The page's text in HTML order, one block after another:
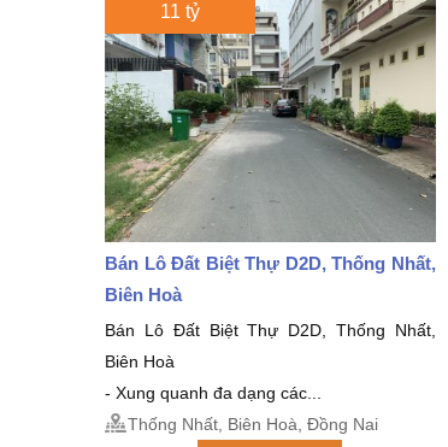
11 tỷ
Bán Lô Đất Biệt Thự D2D, Thống Nhất,
Biên Hoà
Bán Lô Đất Biệt Thự D2D, Thống Nhất,
Biên Hoà
- Xung quanh đa dạng các...
Thống Nhất, Biên Hoà, Đồng Nai